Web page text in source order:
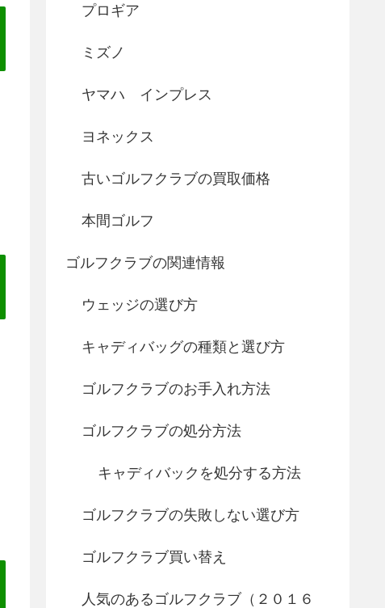
プロギア
ミズノ
ヤマハ インプレス
ヨネックス
古いゴルフクラブの買取価格
本間ゴルフ
ゴルフクラブの関連情報
ウェッジの選び方
キャディバッグの種類と選び方
ゴルフクラブのお手入れ方法
ゴルフクラブの処分方法
キャディバックを処分する方法
ゴルフクラブの失敗しない選び方
ゴルフクラブ買い替え
人気のあるゴルフクラブ（２０１６